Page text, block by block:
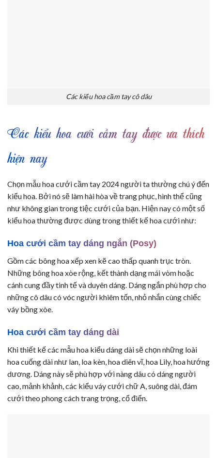
Các kiểu hoa cầm tay cô dâu
Các kiểu hoa cưới cầm tay được ưa thích
hiện nay
Chọn mẫu hoa cưới cầm tay 2024 người ta thường chú ý đến
kiểu hoa. Bởi nó sẽ làm hài hòa về trang phục, hình thể cũng
như không gian trong tiệc cưới của bạn. Hiện nay có một số
kiểu hoa thường được dùng trong thiết kế hoa cưới như:
Hoa cưới cầm tay dáng ngắn (Posy)
Gồm các bông hoa xếp xen kẽ cao thấp quanh trục tròn.
Những bông hoa xòe rộng, kết thành dạng mái vòm hoặc
cánh cung đầy tinh tế và duyên dáng. Dáng ngắn phù hợp cho
những cô dâu có vóc người khiêm tốn, nhỏ nhắn cùng chiếc
váy bồng xòe.
Hoa cưới cầm tay dáng dài
Khi thiết kế các mẫu hoa kiểu dáng dài sẽ chọn những loài
hoa cuống dài như lan, loa kèn, hoa diên vĩ, hoa Lily, hoa hướng
dương. Dáng này sẽ phù hợp với nàng dâu có dáng người
cao, mảnh khảnh, các kiểu váy cưới chữ A, suông dài, đám
cưới theo phong cách trang trọng, cổ điển.